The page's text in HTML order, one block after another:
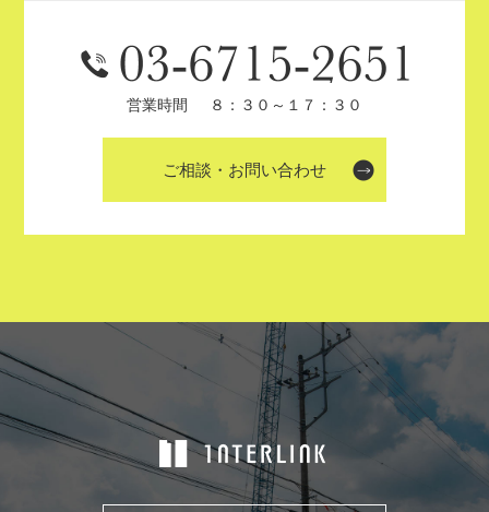
営業時間 ８：３０～１７：３０
ご相談・お問い合わせ